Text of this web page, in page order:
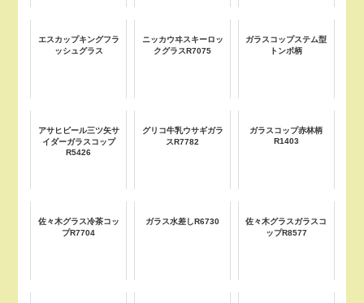
エスカップキングフラ
ッシュグラス
ニッカウヰスキーロッ
クグラスR7075
ガラスコップステム型
トンボ柄
アサヒビール三ツ矢サ
イダーガラスコップ
R5426
グリコ牛乳ウサギガラ
スR7782
ガラスコップ赤林柄
R1403
佐々木グラス冷茶コッ
プR7704
ガラス水差しR6730
佐々木グラスガラスコ
ップR8577